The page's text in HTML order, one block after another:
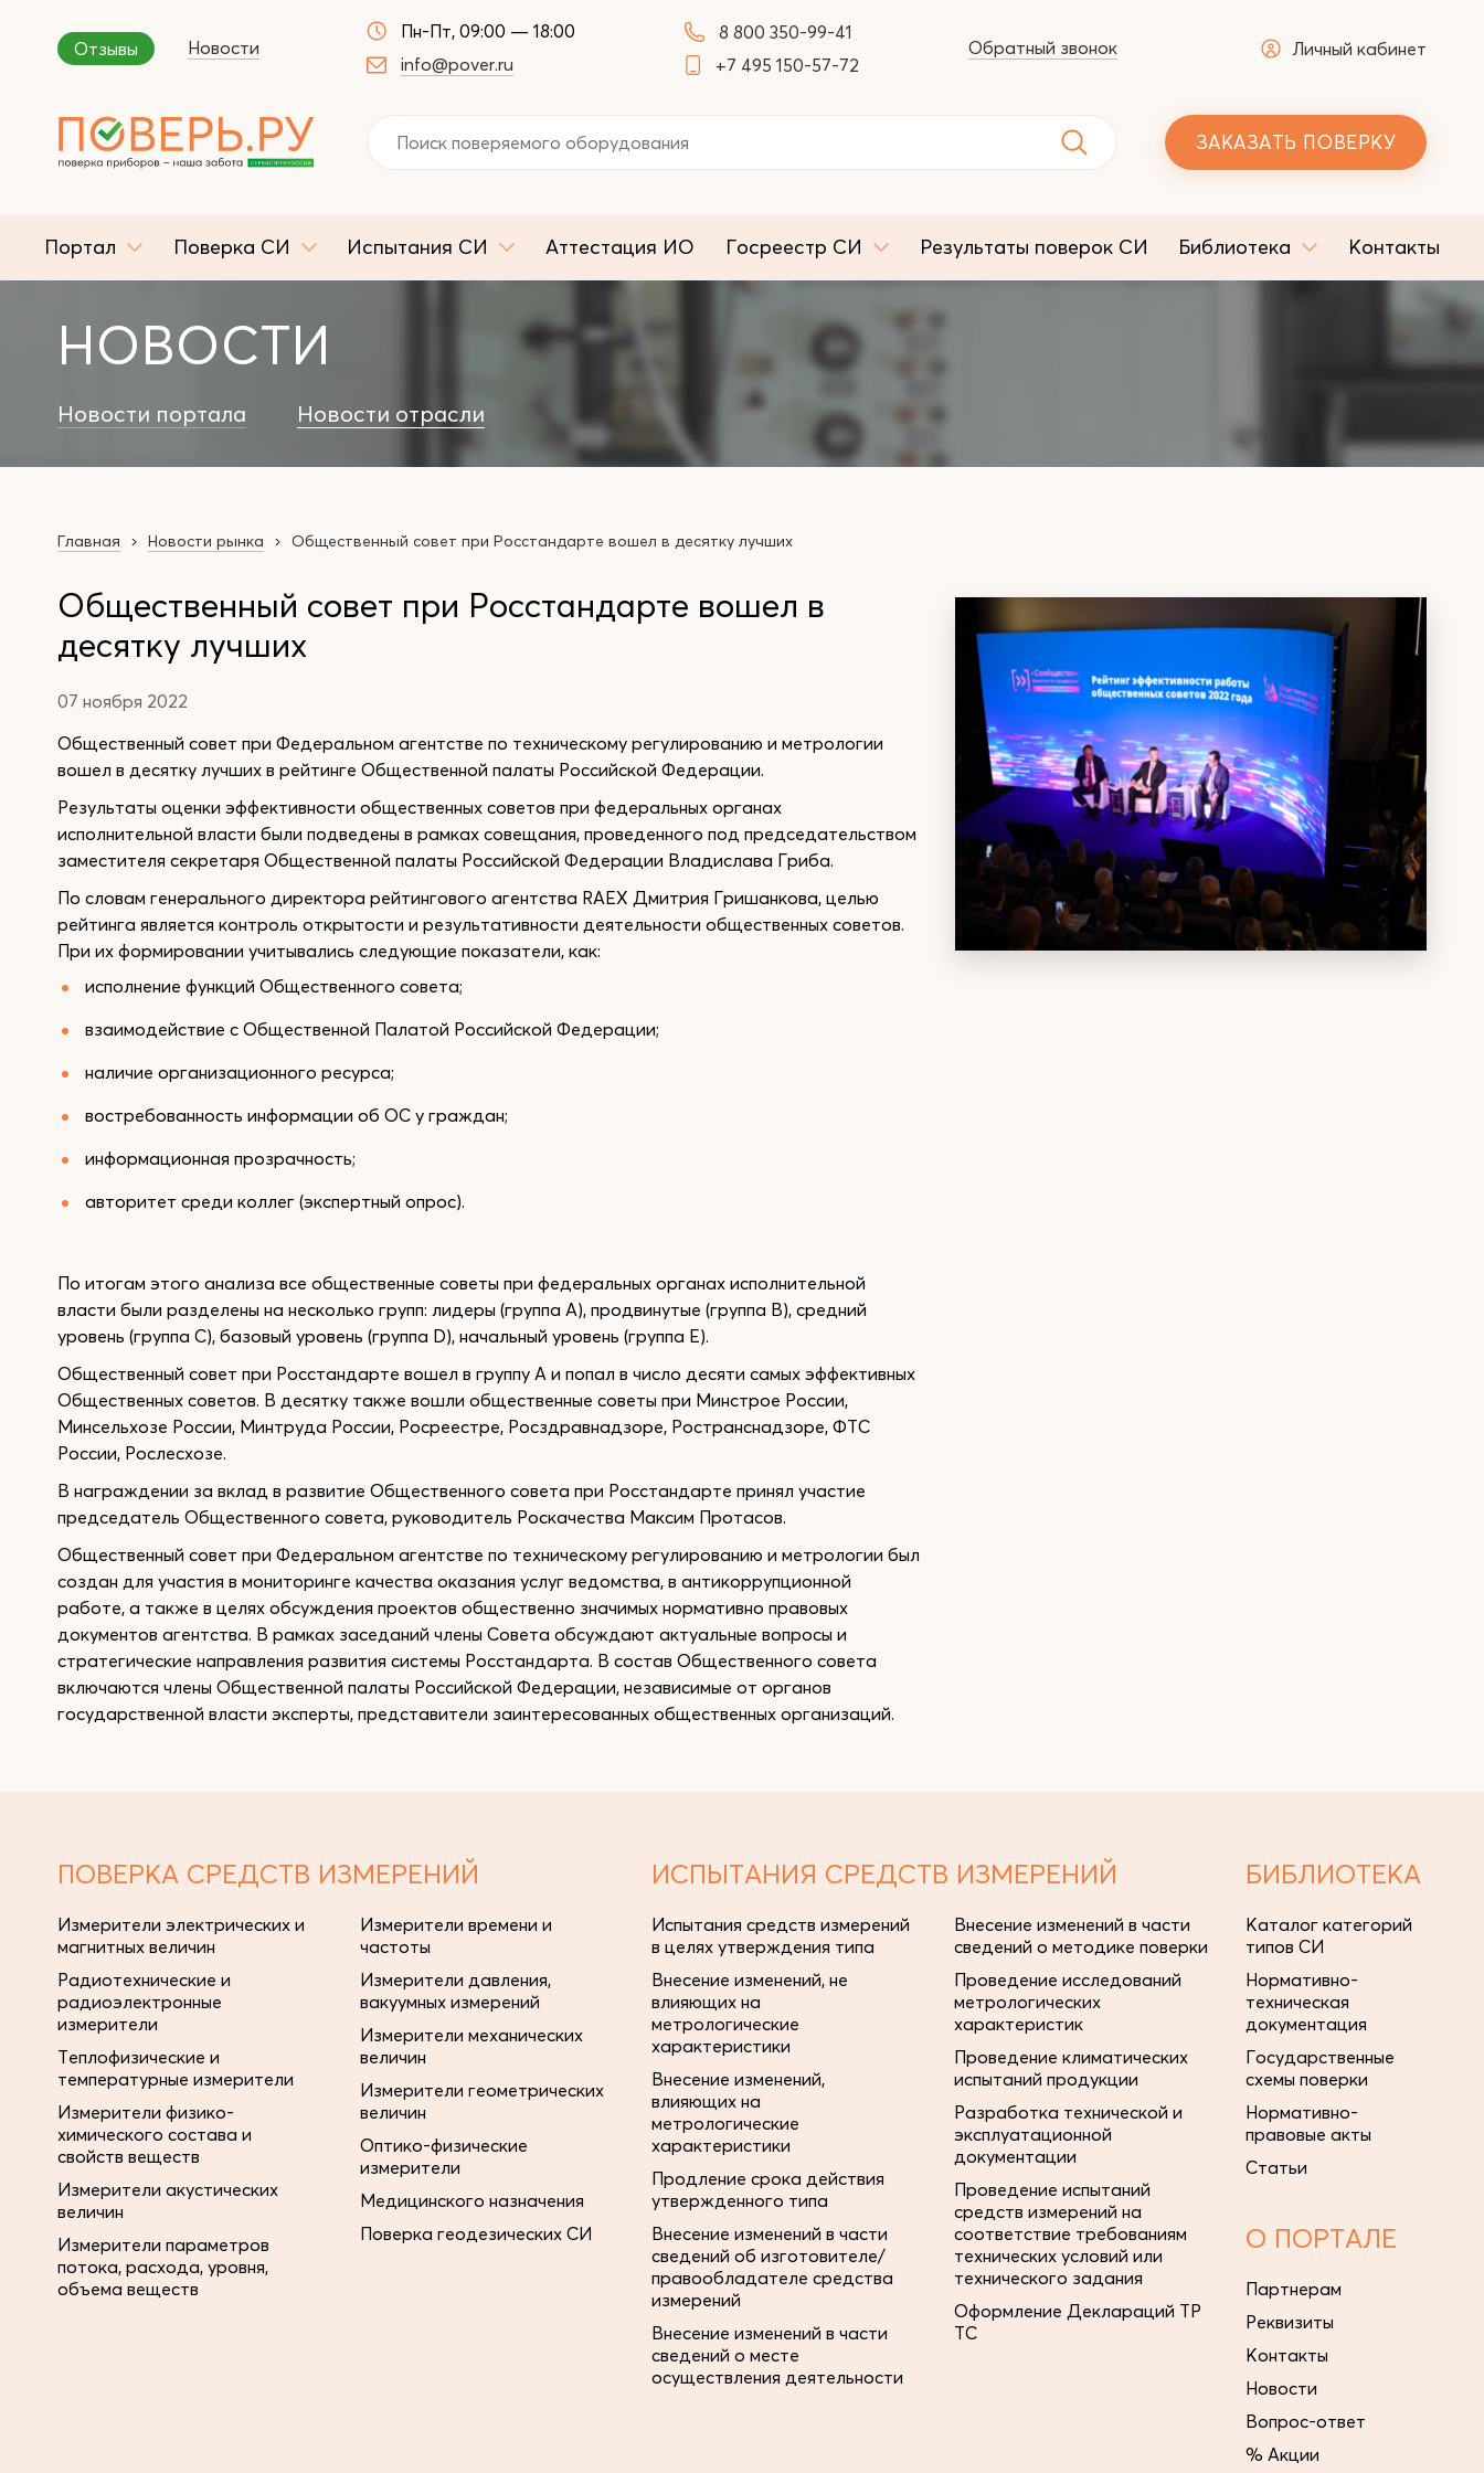
Отзывы Новости
Пн-Пт, 09:00 — 18:00
info@pover.ru
8 800 350-99-41
+7 495 150-57-72
Обратный звонок Личный кабинет
ЗАКАЗАТЬ ПОВЕРКУ
Портал Поверка СИ Испытания СИ Аттестация ИО Госреестр СИ Результаты поверок СИ Библиотека Контакты
НОВОСТИ
Новости портала Новости отрасли
Главная Новости рынка Общественный совет при Росстандарте вошел в десятку лучших
Общественный совет при Росстандарте вошел в
десятку лучших
07 ноября 2022
Общественный совет при Федеральном агентстве по техническому регулированию и метрологии
вошел в десятку лучших в рейтинге Общественной палаты Российской Федерации.
Результаты оценки эффективности общественных советов при федеральных органах
исполнительной власти были подведены в рамках совещания, проведенного под председательством
заместителя секретаря Общественной палаты Российской Федерации Владислава Гриба.
По словам генерального директора рейтингового агентства RAEX Дмитрия Гришанкова, целью
рейтинга является контроль открытости и результативности деятельности общественных советов.
При их формировании учитывались следующие показатели, как:
исполнение функций Общественного совета;
взаимодействие с Общественной Палатой Российской Федерации;
наличие организационного ресурса;
востребованность информации об ОС у граждан;
информационная прозрачность;
авторитет среди коллег (экспертный опрос).
По итогам этого анализа все общественные советы при федеральных органах исполнительной
власти были разделены на несколько групп: лидеры (группа А), продвинутые (группа B), средний
уровень (группа C), базовый уровень (группа D), начальный уровень (группа Е).
Общественный совет при Росстандарте вошел в группу А и попал в число десяти самых эффективных
Общественных советов. В десятку также вошли общественные советы при Минстрое России,
Минсельхозе России, Минтруда России, Росреестре, Росздравнадзоре, Ространснадзоре, ФТС
России, Рослесхозе.
В награждении за вклад в развитие Общественного совета при Росстандарте принял участие
председатель Общественного совета, руководитель Роскачества Максим Протасов.
Общественный совет при Федеральном агентстве по техническому регулированию и метрологии был
создан для участия в мониторинге качества оказания услуг ведомства, в антикоррупционной
работе, а также в целях обсуждения проектов общественно значимых нормативно правовых
документов агентства. В рамках заседаний члены Совета обсуждают актуальные вопросы и
стратегические направления развития системы Росстандарта. В состав Общественного совета
включаются члены Общественной палаты Российской Федерации, независимые от органов
государственной власти эксперты, представители заинтересованных общественных организаций.
ПОВЕРКА СРЕДСТВ ИЗМЕРЕНИЙ
Измерители электрических и
магнитных величин
Радиотехнические и
радиоэлектронные
измерители
Теплофизические и
температурные измерители
Измерители физико-
химического состава и
свойств веществ
Измерители акустических
величин
Измерители параметров
потока, расхода, уровня,
объема веществ
Измерители времени и
частоты
Измерители давления,
вакуумных измерений
Измерители механических
величин
Измерители геометрических
величин
Оптико-физические
измерители
Медицинского назначения
Поверка геодезических СИ
ИСПЫТАНИЯ СРЕДСТВ ИЗМЕРЕНИЙ
Испытания средств измерений
в целях утверждения типа
Внесение изменений, не
влияющих на
метрологические
характеристики
Внесение изменений,
влияющих на
метрологические
характеристики
Продление срока действия
утвержденного типа
Внесение изменений в части
сведений об изготовителе/
правообладателе средства
измерений
Внесение изменений в части
сведений о месте
осуществления деятельности
Внесение изменений в части
сведений о методике поверки
Проведение исследований
метрологических
характеристик
Проведение климатических
испытаний продукции
Разработка технической и
эксплуатационной
документации
Проведение испытаний
средств измерений на
соответствие требованиям
технических условий или
технического задания
Оформление Деклараций ТР
ТС
БИБЛИОТЕКА
Каталог категорий
типов СИ
Нормативно-
техническая
документация
Государственные
схемы поверки
Нормативно-
правовые акты
Статьи
О ПОРТАЛЕ
Партнерам
Реквизиты
Контакты
Новости
Вопрос-ответ
% Акции